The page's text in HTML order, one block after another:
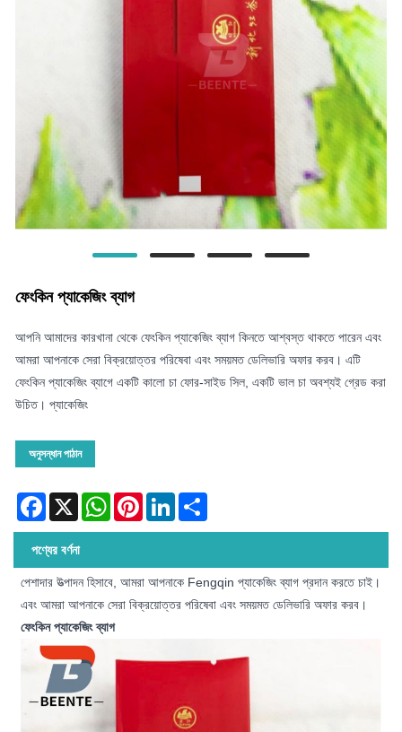
ফেংকিন প্যাকেজিং ব্যাগ
আপনি আমাদের কারখানা থেকে ফেংকিন প্যাকেজিং ব্যাগ কিনতে আশ্বস্ত থাকতে পারেন এবং
আমরা আপনাকে সেরা বিক্রয়োত্তর পরিষেবা এবং সময়মত ডেলিভারি অফার করব। এটি
ফেংকিন প্যাকেজিং ব্যাগে একটি কালো চা ফোর-সাইড সিল, একটি ভাল চা অবশ্যই গ্রেড করা
উচিত। প্যাকেজিং
অনুসন্ধান পাঠান
Facebook
X WhatsAppPinterestLinkedIn
পণ্যের বর্ণনা
পেশাদার উত্পাদন হিসাবে, আমরা আপনাকে Fengqin প্যাকেজিং ব্যাগ প্রদান করতে চাই।
এবং আমরা আপনাকে সেরা বিক্রয়োত্তর পরিষেবা এবং সময়মত ডেলিভারি অফার করব।
ফেংকিন প্যাকেজিং ব্যাগ